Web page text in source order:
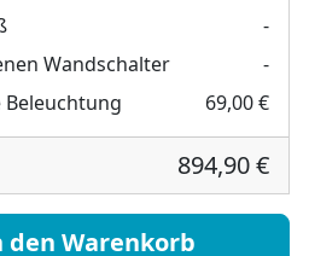
-
Wandschalter
-
69,00 €
894,90 €
beleuchtet - Aurea
den Warenkorb